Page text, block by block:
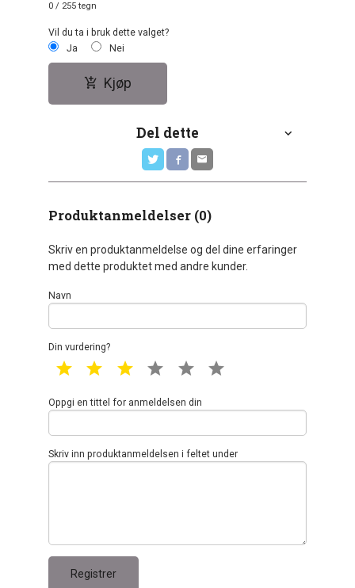
0 / 255 tegn
Vil du ta i bruk dette valget?
Ja
Nei
Kjøp
Del dette
Produktanmeldelser (0)
Skriv en produktanmeldelse og del dine erfaringer
med dette produktet med andre kunder.
Navn
Din vurdering?
1 star 2 star 3 star 4 star 5 star
Oppgi en tittel for anmeldelsen din
Skriv inn produktanmeldelsen i feltet under